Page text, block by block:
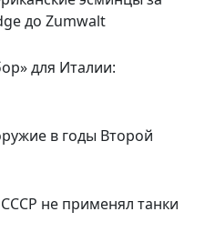
до Zumwalt
для Италии:
в годы Второй
не применял танки